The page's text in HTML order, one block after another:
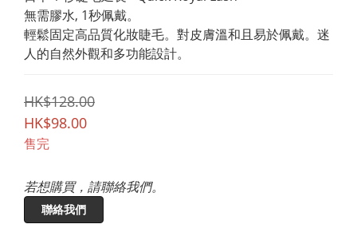
無需膠水, 1秒佩戴。
輕鬆固定高品質化妝睫毛。對皮膚溫和且易於佩戴。迷
人的自然外觀和多功能設計。
HK$128.00
HK$98.00
售完
若想購買，請聯絡我們。
聯絡我們